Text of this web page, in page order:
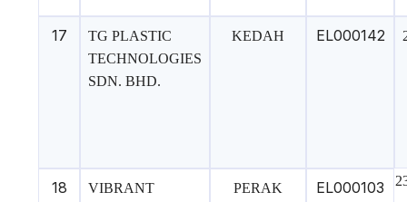
17
TG PLASTIC
TECHNOLOGIES
SDN. BHD.
KEDAH EL000142
18
VIBRANT
PERAK EL000103